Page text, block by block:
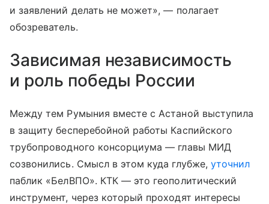
и заявлений делать не может», — полагает
обозреватель.
Зависимая независимость
и роль победы России
Между тем Румыния вместе с Астаной выступила
в защиту бесперебойной работы Каспийского
трубопроводного консорциума — главы МИД
созвонились. Смысл в этом куда глубже, уточнил
паблик «БелВПО». КТК — это геополитический
инструмент, через который проходят интересы